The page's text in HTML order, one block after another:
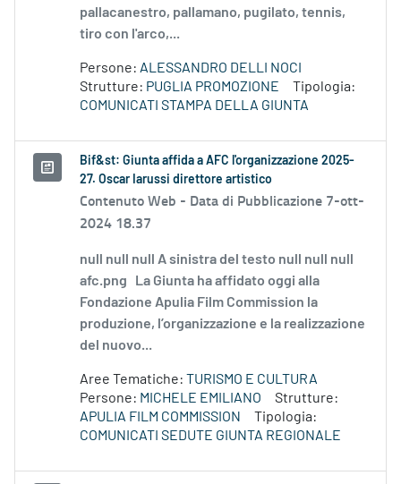
pallacanestro, pallamano, pugilato, tennis,
tiro con l'arco,...
Persone: ALESSANDRO DELLI NOCI
Strutture: PUGLIA PROMOZIONE
Tipologia:
COMUNICATI STAMPA DELLA GIUNTA
Bif&st: Giunta affida a AFC l'organizzazione 2025-
27. Oscar Iarussi direttore artistico
Contenuto Web - Data di Pubblicazione 7-ott-
2024 18.37
null null null A sinistra del testo null null null
afc.png La Giunta ha affidato oggi alla
Fondazione Apulia Film Commission la
produzione, l’organizzazione e la realizzazione
del nuovo...
Aree Tematiche: TURISMO E CULTURA
Persone: MICHELE EMILIANO
Strutture:
APULIA FILM COMMISSION
Tipologia:
COMUNICATI SEDUTE GIUNTA REGIONALE